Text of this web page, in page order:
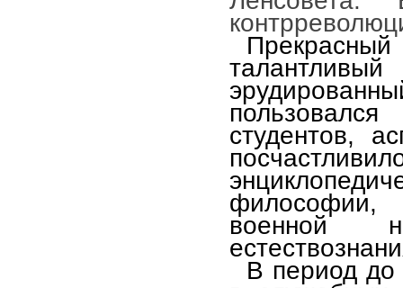
студентов,
философии,
военной
В период до